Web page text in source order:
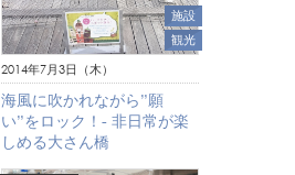
施設
観光
2014年7月3日（木）
海風に吹かれながら”願
い”をロック！- 非日常が楽
しめる大さん橋